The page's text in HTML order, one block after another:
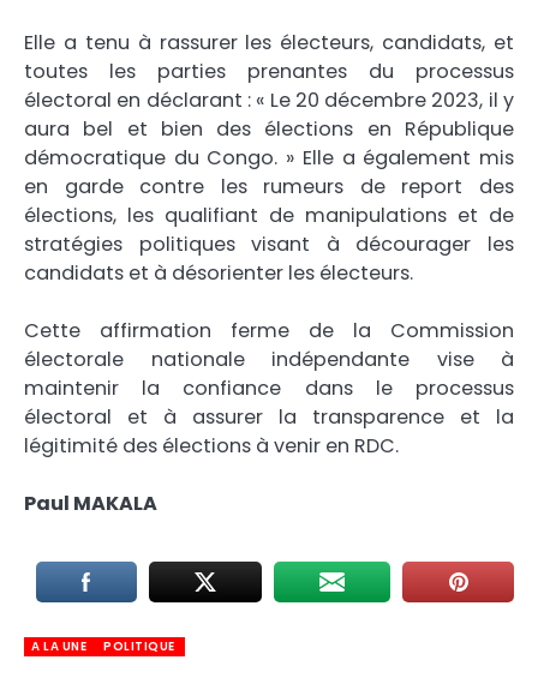
Elle a tenu à rassurer les électeurs, candidats, et
toutes les parties prenantes du processus
électoral en déclarant : « Le 20 décembre 2023, il y
aura bel et bien des élections en République
démocratique du Congo. » Elle a également mis
en garde contre les rumeurs de report des
élections, les qualifiant de manipulations et de
stratégies politiques visant à décourager les
candidats et à désorienter les électeurs.
Cette affirmation ferme de la Commission
électorale nationale indépendante vise à
maintenir la confiance dans le processus
électoral et à assurer la transparence et la
légitimité des élections à venir en RDC.
Paul MAKALA
A LA UNE POLITIQUE